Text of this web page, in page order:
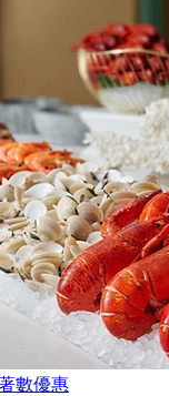
數優惠